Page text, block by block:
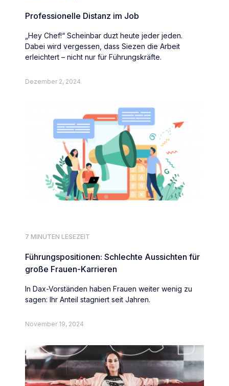
Professionelle Distanz im Job
„Hey Chef!“ Scheinbar duzt heute jeder jeden.
Dabei wird vergessen, dass Siezen die Arbeit
erleichtert – nicht nur für Führungskräfte.
Dezember 2, 2024
7 MINUTEN LESEZEIT
Führungspositionen: Schlechte Aussichten für
große Frauen-Karrieren
In Dax-Vorständen haben Frauen weiter wenig zu
sagen: Ihr Anteil stagniert seit Jahren.
November 19, 2024